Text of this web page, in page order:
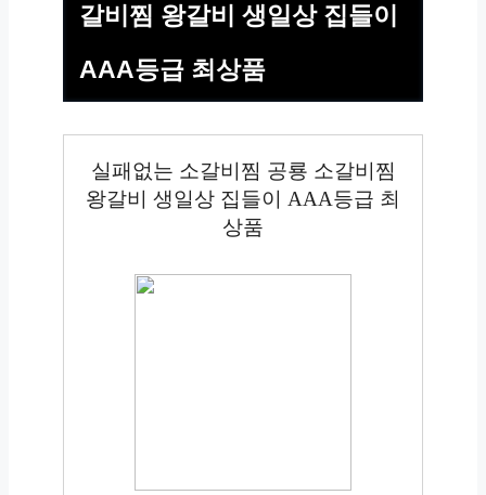
갈비찜 왕갈비 생일상 집들이
AAA등급 최상품
실패없는 소갈비찜 공룡 소갈비찜
왕갈비 생일상 집들이 AAA등급 최
상품